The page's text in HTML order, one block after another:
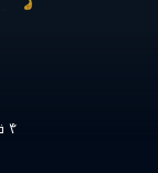
۴ فصل ها